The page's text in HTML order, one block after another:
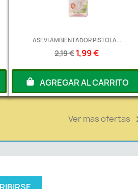
ASEVI AMBIENTADOR PISTOLA...
2,19 € 1,99 €
AGREGAR AL CARRITO
Ver mas ofertas